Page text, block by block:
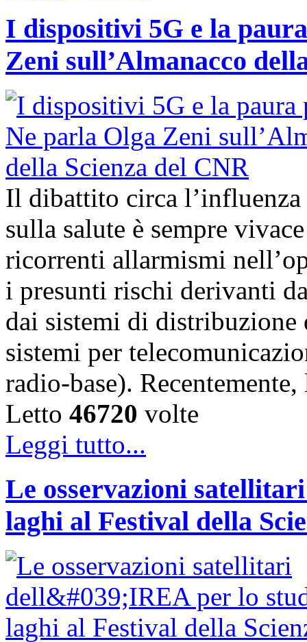
I dispositivi 5G e la
Zeni sull’Almanacco
Il dibattito circa
sulla salute è sempre
ricorrenti allarmismi
i presunti rischi derivanti
dai sistemi di distribuzione
sistemi per
radio-base).
Letto 46720 volte
Leggi tutto...
Le osservazioni
laghi al Festival della